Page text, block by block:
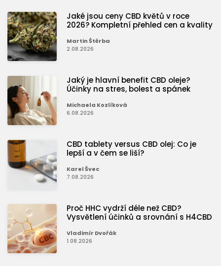
Jaké jsou ceny CBD květů v roce
2026? Kompletní přehled cen a kvality
Martin Štěrba
2.08.2026
Jaký je hlavní benefit CBD oleje?
Účinky na stres, bolest a spánek
Michaela Kozlíková
6.08.2026
CBD tablety versus CBD olej: Co je
lepší a v čem se liší?
Karel Švec
7.08.2026
Proč HHC vydrží déle než CBD?
Vysvětlení účinků a srovnání s H4CBD
Vladimír Dvořák
1.08.2026